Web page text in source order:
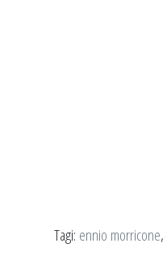
Tagi: ennio morricone,